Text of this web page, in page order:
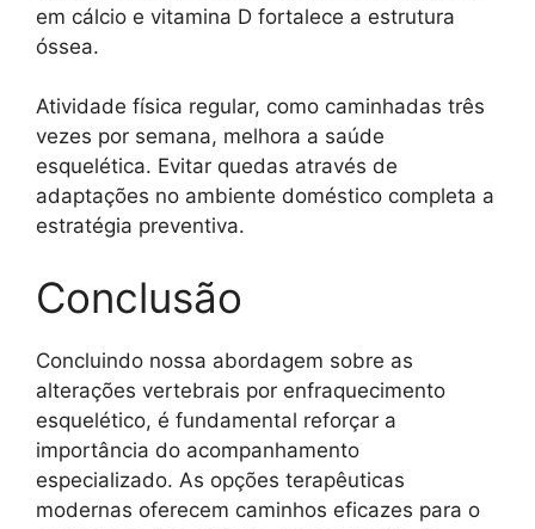
em cálcio e vitamina D fortalece a estrutura
óssea.
Atividade física regular, como caminhadas três
vezes por semana, melhora a saúde
esquelética. Evitar quedas através de
adaptações no ambiente doméstico completa a
estratégia preventiva.
Conclusão
Concluindo nossa abordagem sobre as
alterações vertebrais por enfraquecimento
esquelético, é fundamental reforçar a
importância do acompanhamento
especializado. As opções terapêuticas
modernas oferecem caminhos eficazes para o